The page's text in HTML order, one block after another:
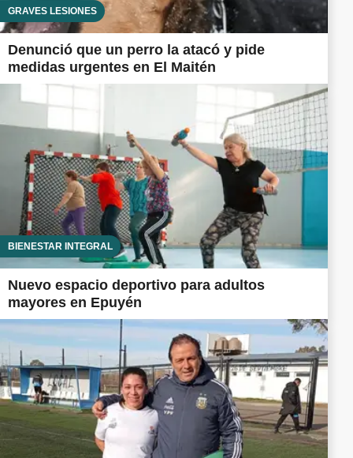
GRAVES LESIONES
Denunció que un perro la atacó y pide
medidas urgentes en El Maitén
BIENESTAR INTEGRAL
Nuevo espacio deportivo para adultos
mayores en Epuyén